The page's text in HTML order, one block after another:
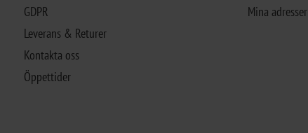
GDPR
Leverans & Returer
Kontakta oss
Öppettider
Mina adresser